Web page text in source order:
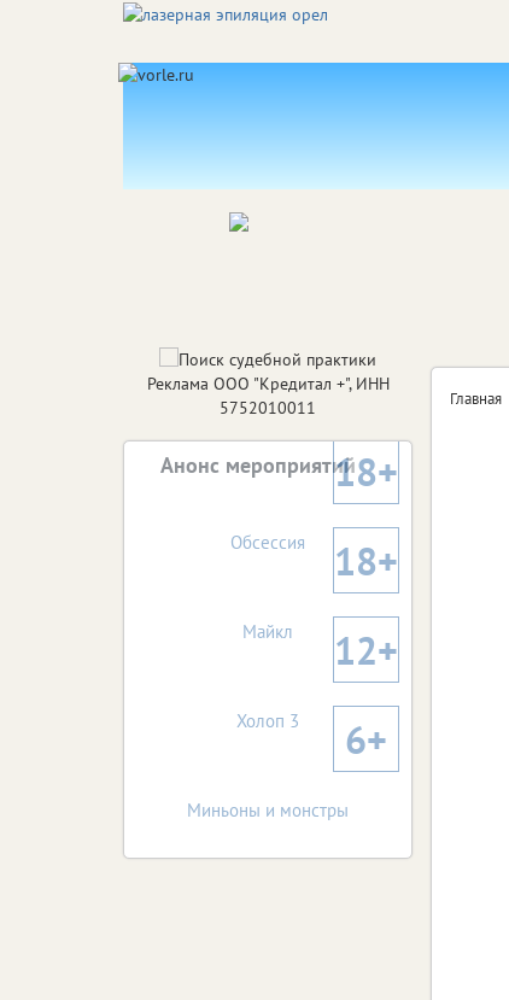
Главная
Реклама ООО "Кредитал +", ИНН
5752010011
Анонс мероприятий18+
Обсессия 18+
Майкл 12+
Холоп 3 6+
Миньоны и монстры